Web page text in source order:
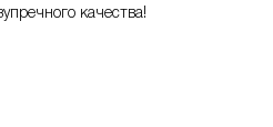
качества!